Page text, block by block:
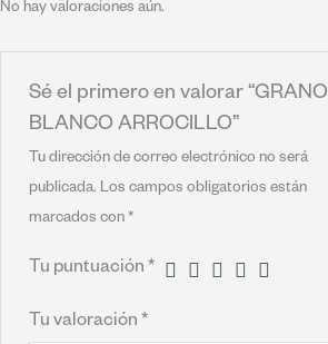
No hay valoraciones aún.
Sé el primero en valorar “GRANO
BLANCO ARROCILLO”
Tu dirección de correo electrónico no será
publicada. Los campos obligatorios están
marcados con *
Tu puntuación *
Tu valoración *